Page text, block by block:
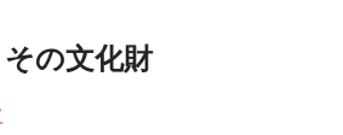
の文化財